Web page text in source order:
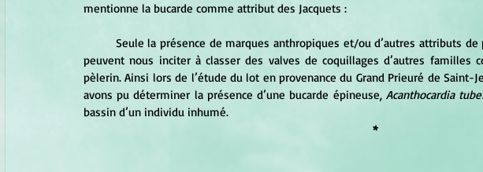
mentionne la bucarde comme attribut des Jacquets :
peuvent nous inciter à classer des valves de coquillages d’autres familles
pèlerin. Ainsi lors de l’étude du lot en provenance du Grand Prieuré de Saint-
avons pu déterminer la présence d’une bucarde épineuse, Acanthocardia
bassin d’un individu inhumé.
*